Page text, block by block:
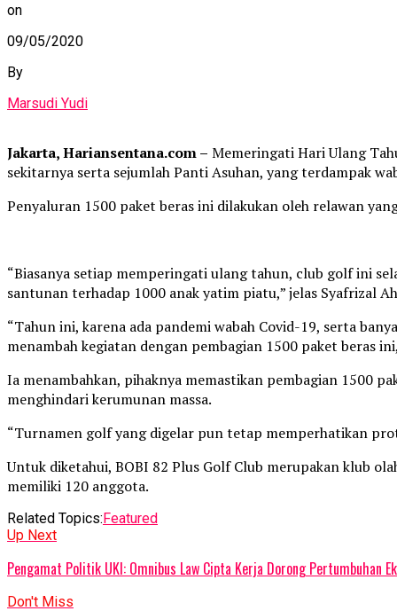
on
09/05/2020
By
Marsudi Yudi
Jakarta, Hariansentana.com – Memeringati Hari Ulang
sekitarnya serta sejumlah Panti Asuhan, yang terdampak
Penyaluran 1500 paket beras ini dilakukan oleh relawan
“Biasanya setiap memperingati ulang tahun, club golf ini
santunan terhadap 1000 anak yatim piatu,” jelas Syafrizal
“Tahun ini, karena ada pandemi wabah Covid-19, serta
menambah kegiatan dengan pembagian 1500 paket beras
Ia menambahkan, pihaknya memastikan pembagian 1500
menghindari kerumunan massa.
“Turnamen golf yang digelar pun tetap memperhatikan
Untuk diketahui, BOBI 82 Plus Golf Club merupakan klub
memiliki 120 anggota.
Related Topics:Featured
Up Next
Pengamat Politik UKI: Omnibus Law Cipta Kerja Dorong Pertumbuhan
Don't Miss